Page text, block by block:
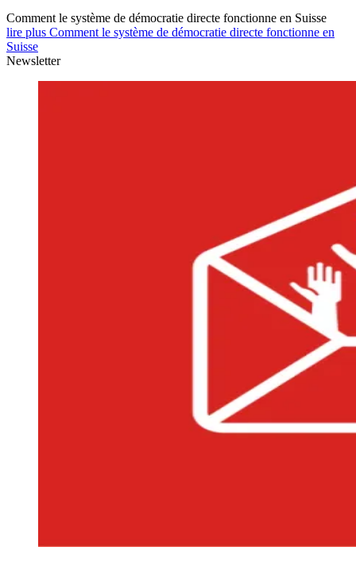
Comment le système de démocratie directe fonctionne en Suisse
lire plus Comment le système de démocratie directe fonctionne en
Suisse
Newsletter